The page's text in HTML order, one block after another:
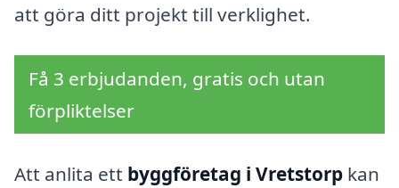
att göra ditt projekt till verklighet.
Få 3 erbjudanden, gratis och utan
förpliktelser
Att anlita ett byggföretag i Vretstorp kan